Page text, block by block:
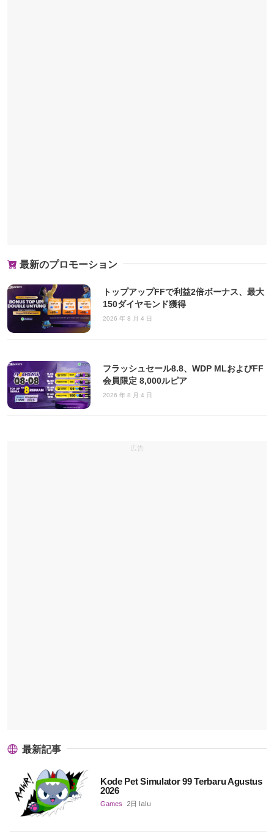
最新のプロモーション
トップアップFFで利益2倍ボーナス、最大
150ダイヤモンド獲得
2026 年 8 月 4 日
フラッシュセール8.8、WDP MLおよびFF
会員限定 8,000ルピア
2026 年 8 月 4 日
広告
最新記事
Kode Pet Simulator 99 Terbaru Agustus
2026
Games 2日 lalu